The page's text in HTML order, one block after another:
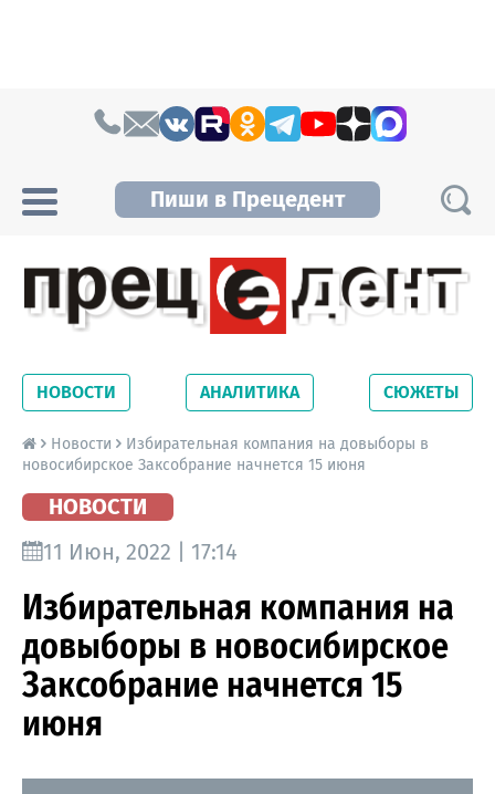
Пиши в Прецедент
Новосибирской области. Читайте свежие
новости на сайте сетевого издания
Precedent.
НОВОСТИ АНАЛИТИКА СЮЖЕТЫ
Новости
Избирательная компания на довыборы в
новосибирское Заксобрание начнется 15 июня
НОВОСТИ
11 Июн, 2022 | 17:14
Избирательная компания на
довыборы в новосибирское
Заксобрание начнется 15
июня